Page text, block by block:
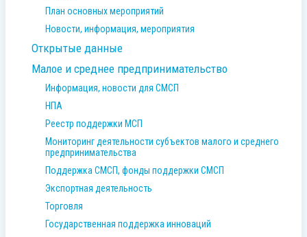
План основных мероприятий
Новости, информация, мероприятия
Открытые данные
Малое и среднее предпринимательство
Информация, новости для СМСП
НПА
Реестр поддержки МСП
Мониторинг деятельности субъектов малого и среднего
предпринимательства
Поддержка СМСП, фонды поддержки СМСП
Экспортная деятельность
Торговля
Государственная поддержка инноваций